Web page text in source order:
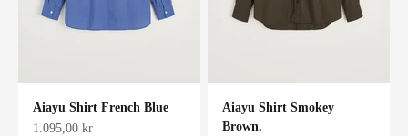
Aiayu Shirt French Blue
Salgspris
1.095,00 kr
Aiayu Shirt Smokey
Brown.